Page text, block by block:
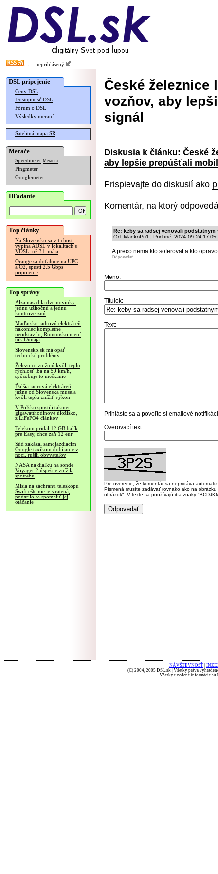
neprihlásený
DSL pripojenie
Ceny DSL
Dostupnosť DSL
Fórum o DSL
Výsledky meraní
Satelitná mapa SR
Merače
Speedmeter Merania
Pingmeter
Googlemeter
Hľadanie
Top články
Na Slovensku sa v tichosti
vypína ADSL v lokalitách s
VDSL, už 31. mája
Orange sa doťahuje na UPC
a O2, spustí 2.5 Gbps
pripojenie
Top správy
Alza nasadila dve novinky,
jednu užitočnú a jednu
kontroverznú
Maďarsko jadrovú elektráreň
nakoniec kompletne
neodstavilo, Rumunsko mení
tok Dunaja
Slovensko.sk má opäť
technické problémy
Železnice znižujú kvôli teplu
rýchlosť iba na 50 km/h,
spôsobuje to meškanie
Ďalšia jadrová elektráreň
južne od Slovenska musela
kvôli teplu znížiť výkon
V Poľsku spustili takmer
gigawatthodinové úložisko,
z LiFePO4 článkov
Telekom pridal 12 GB balík
pre Easy, chce zaň 12 eur
Súd zakázal samojazdiacim
Google taxíkom dobíjanie v
noci, rušili obyvateľov
NASA na diaľku na sonde
Voyager 2 úspešne znížila
spotrebu
Misia na záchranu teleskopu
Swift ešte nie je stratená,
podarilo sa spomaliť jej
otáčanie
České železnice
vozňov, aby
signál
Diskusia k článku: České
aby lepšie prepúšťali
Prispievajte do diskusií ako
Komentár, na ktorý
Re: keby sa radsej venovali podstatnym
Od: MackoPu1 | Pridané: 2024-09-24
A preco nema kto soferovat a kto
Odpovedať
Meno:
Titulok:
Text:
Prihláste sa a povoľte si emailové
Overovací text:
Pre overenie, že komentár sa nepridáva
Písmená musíte zadávať rovnako ako na
obrázok". V texte sa používajú iba znaky
NÁVŠTEVNOSŤ
(C) 2004, 2005 DSL.sk | Všetky práva
Všetky uvedené informácie sú